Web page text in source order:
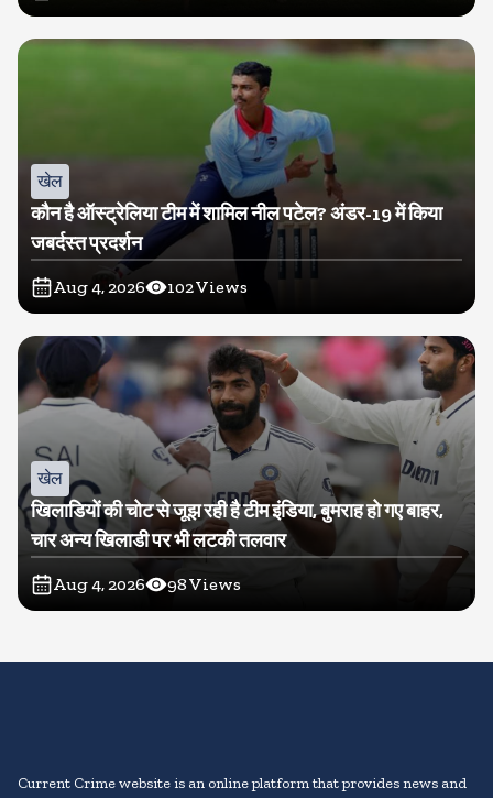
खेल
कौन है ऑस्ट्रेलिया टीम में शामिल नील पटेल? अंडर-19 में किया
जबर्दस्त प्रदर्शन
Aug 4, 2026 102Views
खेल
खिलाडियों की चोट से जूझ रही है टीम इंडिया, बुमराह हो गए बाहर,
चार अन्य खिलाडी पर भी लटकी तलवार
Aug 4, 2026 98Views
Current Crime website is an online platform that provides news and